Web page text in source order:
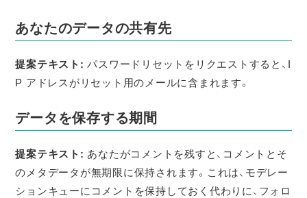
あなたのデータの共有先
提案テキスト:パスワードリセットをリクエストすると、I
P アドレスがリセット用のメールに含まれます。
データを保存する期間
提案テキスト: あなたがコメントを残すと、コメントとそ
のメタデータが無期限に保持されます。これは、モデレー
ションキューにコメントを保持しておく代わりに、フォロ